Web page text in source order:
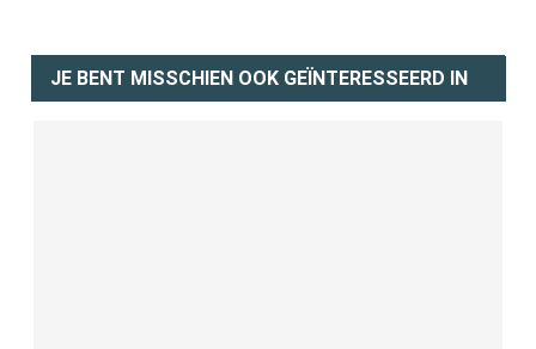
JE BENT MISSCHIEN OOK GEÏNTERESSEERD IN